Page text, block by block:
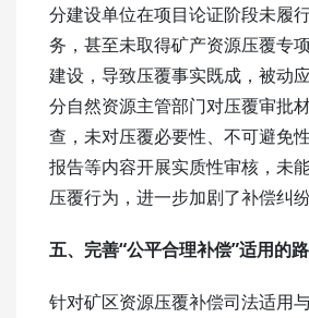
分建设单位在项目论证阶段未履
务，甚至未取得矿产资源压覆专
建设，导致压覆事实既成，被动
分自然资源主管部门对压覆审批
查，未对压覆必要性、不可避免
报告等内容开展实质性审核，未
压覆行为，进一步加剧了补偿纠纷
五、完善“公平合理补偿”适用的
针对矿区资源压覆补偿司法适用